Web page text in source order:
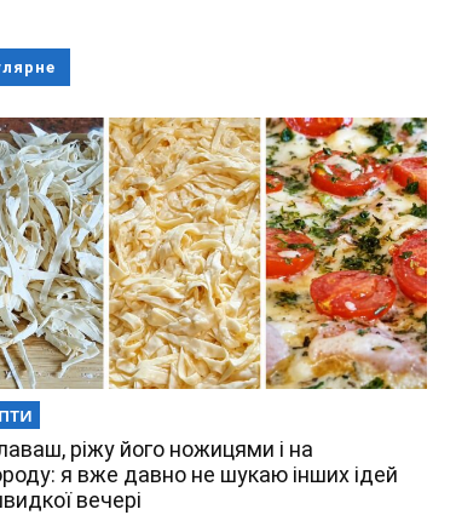
ріжу його ножицями і на
я вже давно не шукаю інших ідей
вечері